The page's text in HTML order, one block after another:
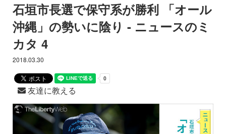
石垣市長選で保守系が勝利 「オール
沖縄」の勢いに陰り - ニュースのミ
カタ 4
2018.03.30
友達に教える